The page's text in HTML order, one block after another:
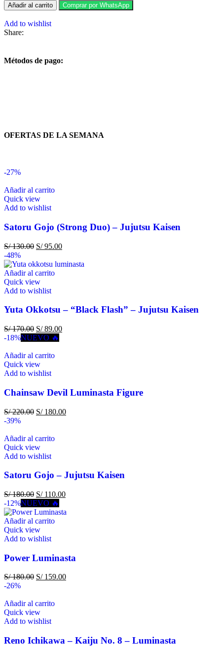
Añadir al carrito Comprar por WhatsApp
Add to wishlist
Share:
Métodos de pago:
OFERTAS DE LA SEMANA
-27%
Añadir al carrito
Quick view
Add to wishlist
Satoru Gojo (Strong Duo) – Jujutsu Kaisen
S/130.00 S/95.00
-48%
Añadir al carrito
Quick view
Add to wishlist
Yuta Okkotsu – “Black Flash” – Jujutsu Kaisen
S/170.00 S/89.00
-18%NUEVO 🔥
Añadir al carrito
Quick view
Add to wishlist
Chainsaw Devil Luminasta Figure
S/220.00 S/180.00
-39%
Añadir al carrito
Quick view
Add to wishlist
Satoru Gojo – Jujutsu Kaisen
S/180.00 S/110.00
-12%NUEVO 🔥
Añadir al carrito
Quick view
Add to wishlist
Power Luminasta
S/180.00 S/159.00
-26%
Añadir al carrito
Quick view
Add to wishlist
Reno Ichikawa – Kaiju No. 8 – Luminasta